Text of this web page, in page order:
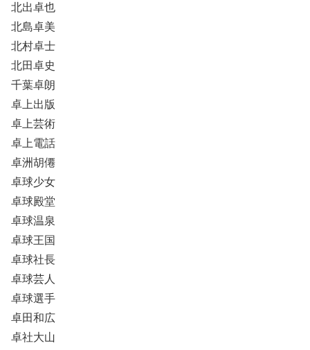
北出卓也
北島卓美
北村卓士
北田卓史
千葉卓朗
卓上出版
卓上芸術
卓上電話
卓洲胡僊
卓球少女
卓球殿堂
卓球温泉
卓球王国
卓球社長
卓球芸人
卓球選手
卓田和広
卓社大山